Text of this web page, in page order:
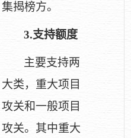
集揭榜方。
3.支持额度
主要支持两
大类，重大项目
攻关和一般项目
攻关。其中重大